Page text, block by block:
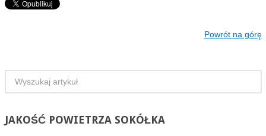
Powrót na górę
JAKOŚĆPOWIETRZA SOKÓŁKA